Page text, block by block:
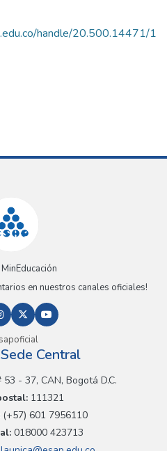
handle/20.500.14471/1
en nuestros canales oficiales!
Central
- 37, CAN, Bogotá D.C.
111321
(+57) 601 7956110
018000 423713